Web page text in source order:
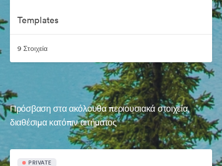
Templates
9 Στοιχεία
Πρόσβαση στα ακόλουθα περιουσιακά στοιχεία,
διαθέσιμα κατόπιν αιτήματος
PRIVATE